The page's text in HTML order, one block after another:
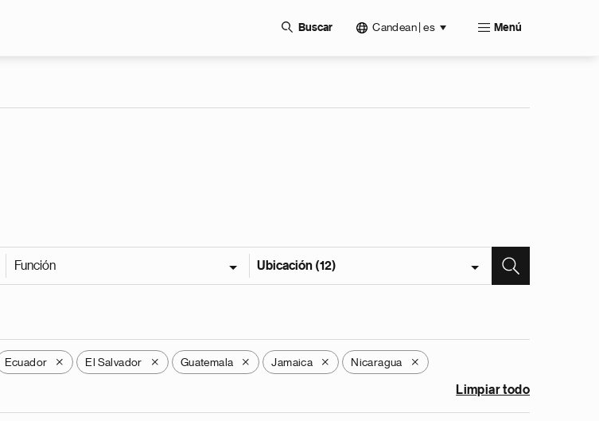
Buscar Candean | es Menú
Función Ubicación (12)
Ecuador X El Salvador X Guatemala X Jamaica X Nicaragua X
Limpiar todo